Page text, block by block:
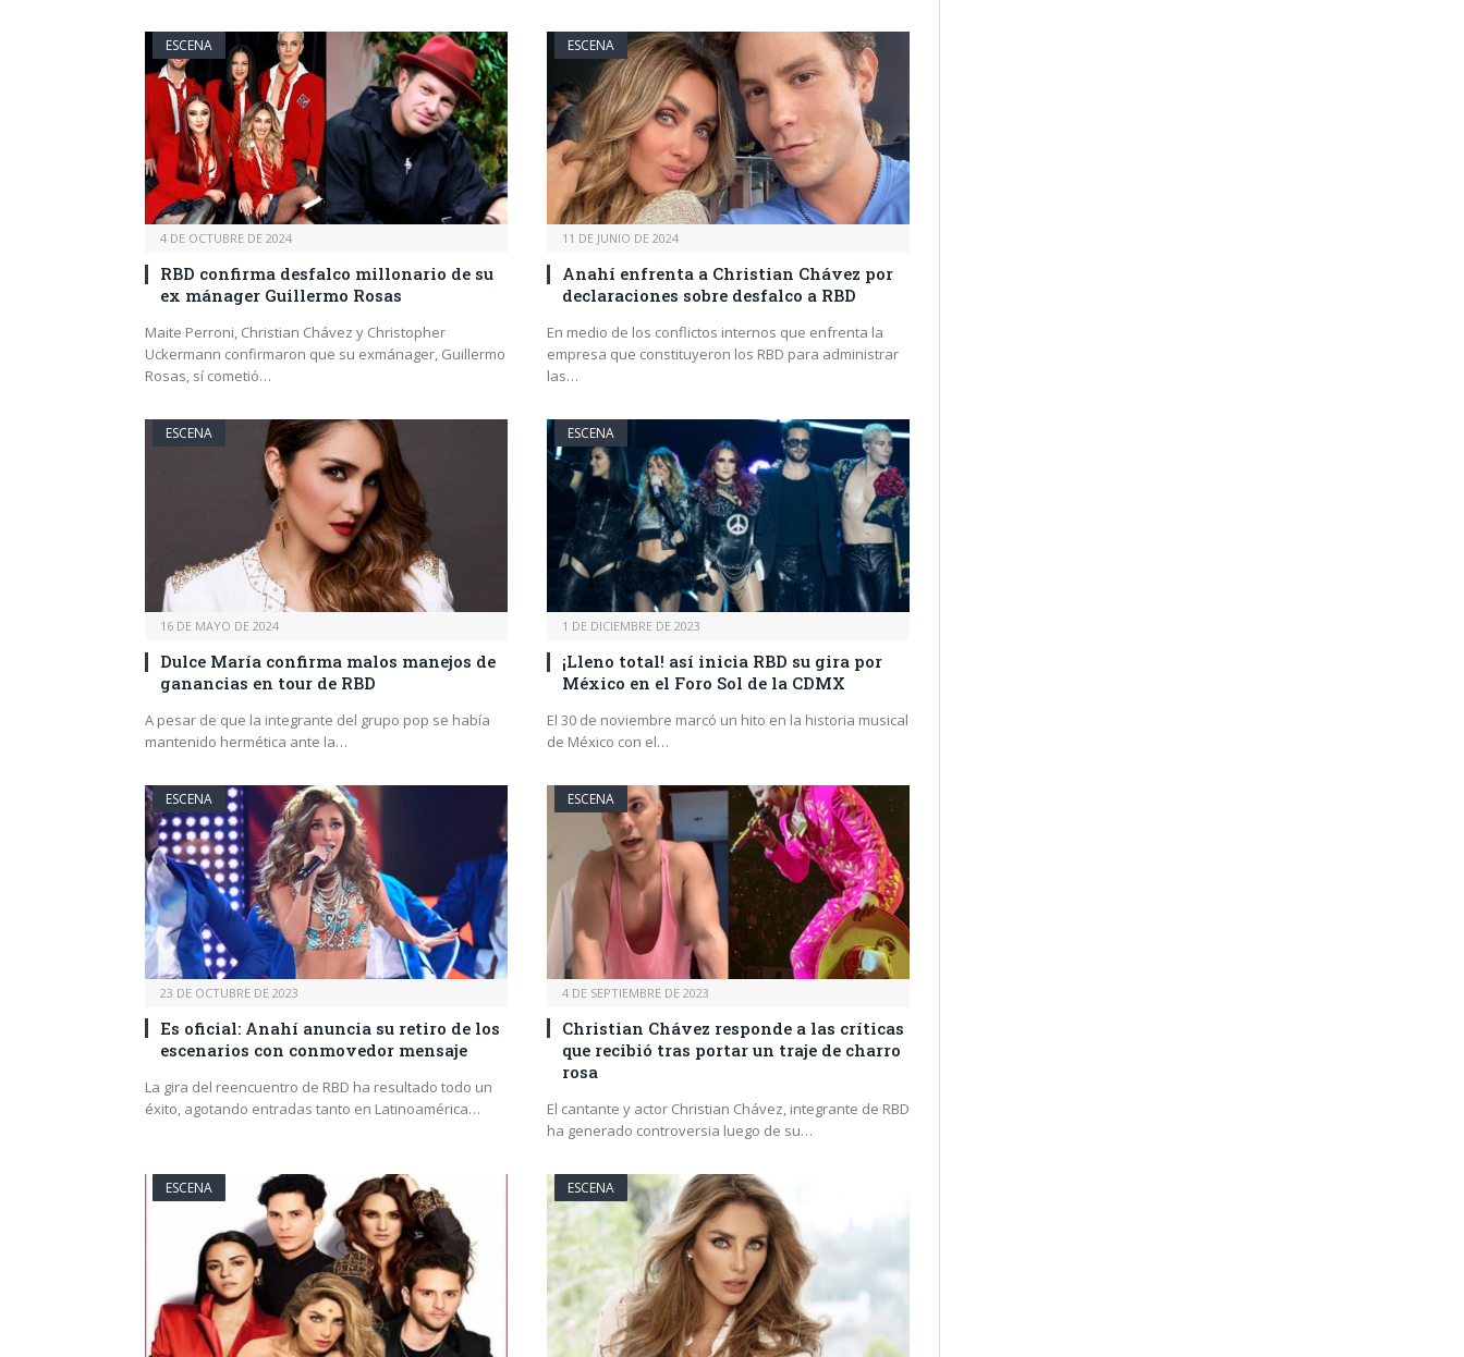
ESCENA
4 DE OCTUBRE DE 2024
RBD confirma desfalco millonario de su
ex mánager Guillermo Rosas
Maite Perroni, Christian Chávez y Christopher
Uckermann confirmaron que su exmánager, Guillermo
Rosas, sí cometió…
ESCENA
11 DE JUNIO DE 2024
Anahí enfrenta a Christian Chávez por
declaraciones sobre desfalco a RBD
En medio de los conflictos internos que enfrenta la
empresa que constituyeron los RBD para administrar
las…
ESCENA
16 DE MAYO DE 2024
Dulce María confirma malos manejos de
ganancias en tour de RBD
A pesar de que la integrante del grupo pop se había
mantenido hermética ante la…
ESCENA
1 DE DICIEMBRE DE 2023
¡Lleno total! así inicia RBD su gira por
México en el Foro Sol de la CDMX
El 30 de noviembre marcó un hito en la historia musical
de México con el…
ESCENA
23 DE OCTUBRE DE 2023
Es oficial: Anahí anuncia su retiro de los
escenarios con conmovedor mensaje
La gira del reencuentro de RBD ha resultado todo un
éxito, agotando entradas tanto en Latinoamérica…
ESCENA
4 DE SEPTIEMBRE DE 2023
Christian Chávez responde a las críticas
que recibió tras portar un traje de charro
rosa
El cantante y actor Christian Chávez, integrante de RBD
ha generado controversia luego de su…
ESCENA ESCENA